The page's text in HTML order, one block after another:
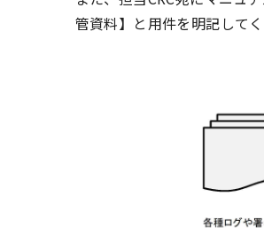
管資料】と用件を明記してく